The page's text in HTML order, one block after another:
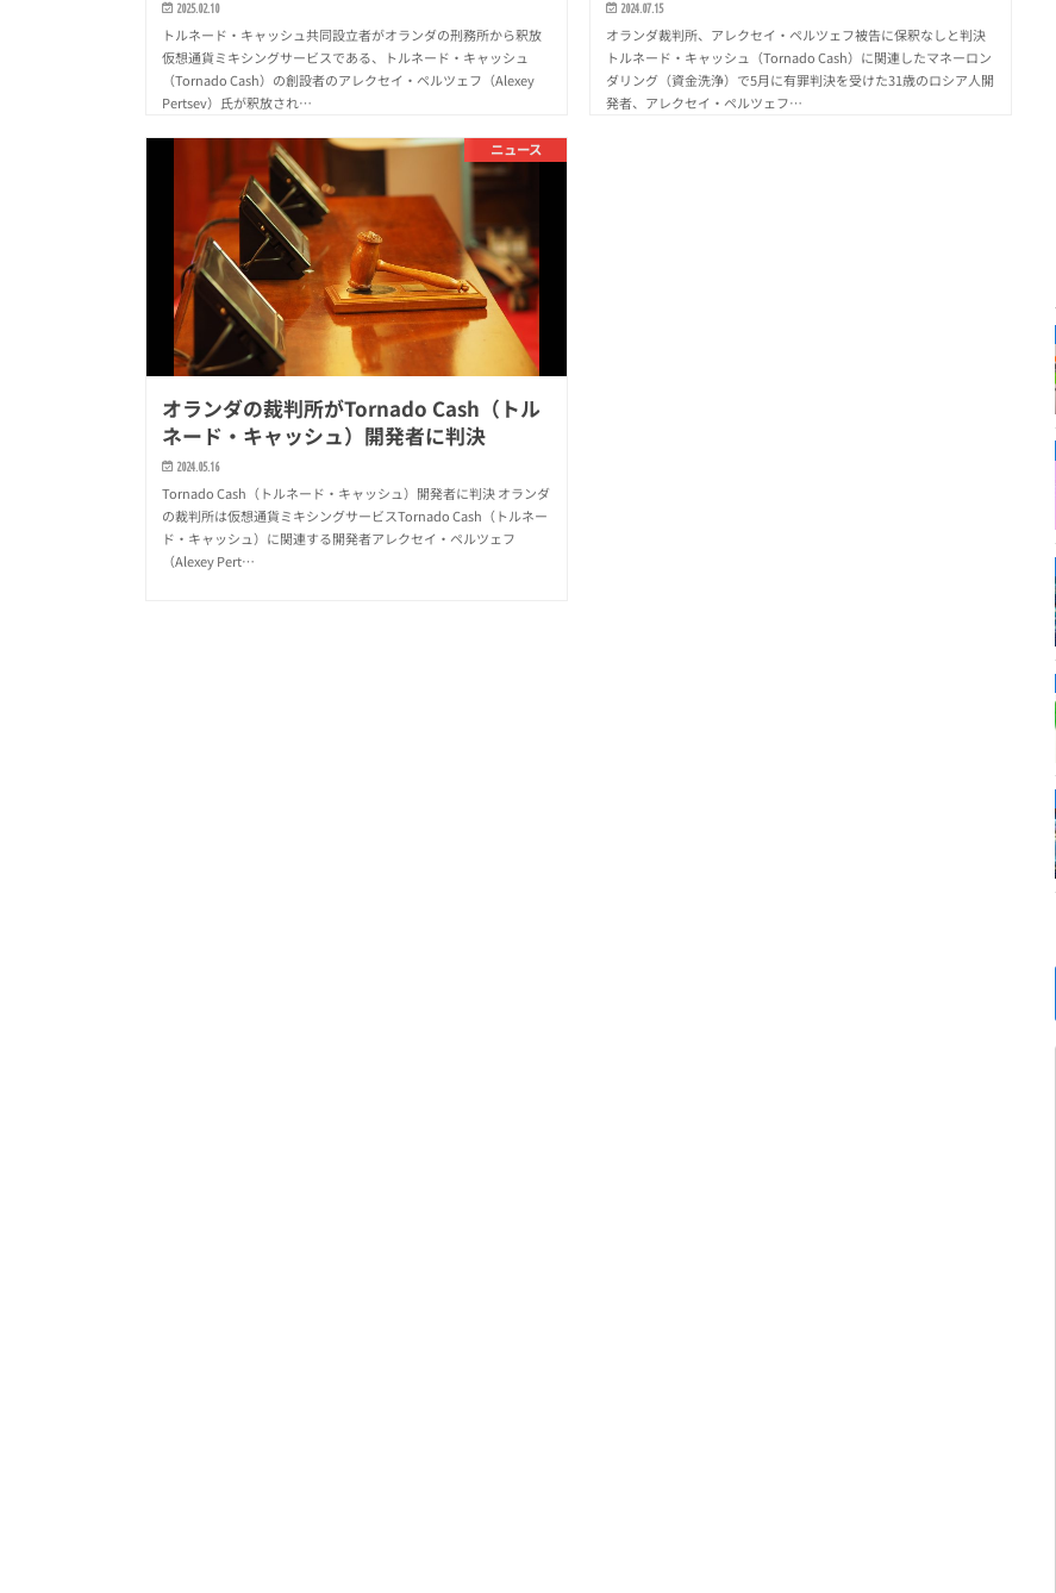
2025.02.10
トルネード・キャッシュ共同設立者がオランダの刑務所から釈放
仮想通貨ミキシングサービスである、トルネード・キャッシュ
（Tornado Cash）の創設者のアレクセイ・ペルツェフ（Alexey
Pertsev）氏が釈放され…
2024.07.15
オランダ裁判所、アレクセイ・ペルツェフ被告に保釈なしと判決
トルネード・キャッシュ（Tornado Cash）に関連したマネーロン
ダリング（資金洗浄）で5月に有罪判決を受けた31歳のロシア人開
発者、アレクセイ・ペルツェフ…
ニュース
オランダの裁判所がTornado Cash（トル
ネード・キャッシュ）開発者に判決
2024.05.16
Tornado Cash（トルネード・キャッシュ）開発者に判決 オランダ
の裁判所は仮想通貨ミキシングサービスTornado Cash（トルネー
ド・キャッシュ）に関連する開発者アレクセイ・ペルツェフ
（Alexey Pert…